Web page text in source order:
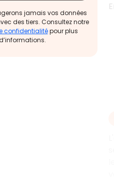
jamais vos données
des tiers. Consultez notre
confidentialitépour plus